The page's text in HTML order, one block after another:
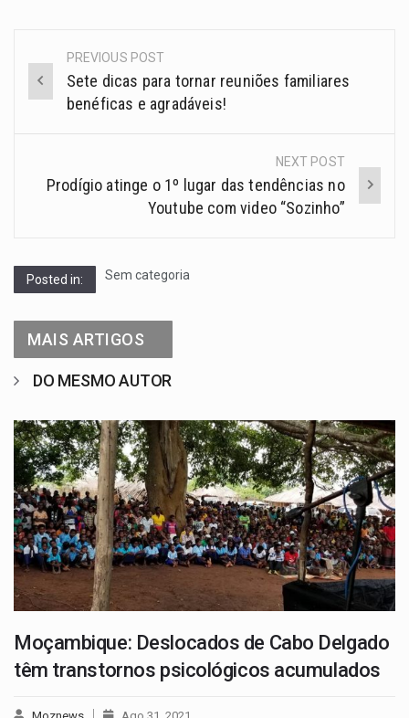
PREVIOUS POST
Sete dicas para tornar reuniões familiares
benéficas e agradáveis!
NEXT POST
Prodígio atinge o 1º lugar das tendências no
Youtube com video “Sozinho”
Posted in: Sem categoria
MAIS ARTIGOS
DO MESMO AUTOR
Moçambique: Deslocados de Cabo Delgado
têm transtornos psicológicos acumulados